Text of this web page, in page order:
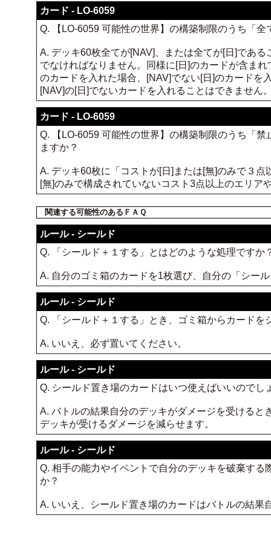
カード - LO-6059
Q. 【LO-6059 可能性の世界】の構築制限のうち「
A. デッキ60枚全てが[NAV]、または全てが[日]であ
でなければなりません。同様に[日]のカードが含ま
のカードを入れた場合、[NAV]でない[日]のカードを
[NAV]の[日]でないカードを入れることはできません
カード - LO-6059
Q. 【LO-6059 可能性の世界】の構築制限のうち「
ますか？
A. デッキ60枚に「コストが[日]または[無]のみで３
[無]のみで構成されていないコスト3点以上のエリ
関連する可能性のあるＦＡＱ
ルール - シールド
Q. 「シールド＋１する」とはどのような処理ですか
A. 自分のゴミ箱のカードを1枚選び、自分の「シー
ルール - シールド
Q. 「シールド＋１する」とき、ゴミ箱からカード
A. いいえ、必ず置いてください。
ルール - シールド
Q. シールド置き場のカードはいつ使えばいいのでし
A. バトルの結果自分のデッキがダメージを受ける
デッキが受けるダメージを減らせます。
ルール - シールド
Q. 相手の能力やイベントで自分のデッキを破棄す
か？
A. いいえ、シールド置き場のカードはバトルの結